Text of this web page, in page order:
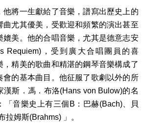
將一生獻給了音樂，譜寫出歷史上的
曲尤其優美，受歡迎和頻繁的演出甚至
媲美。他的合唱音樂，尤其是德意志安
Requiem)，受到廣大合唱團員的喜
，精美的歌曲和精湛的鋼琴音樂構成了
會的基本曲目。他征服了歌劇以外的所
漢斯．馮．布洛(Hans von Bulow)的名
「音樂史上有三個B：巴赫(Bach)、貝
拉姆斯(Brahms) 」。